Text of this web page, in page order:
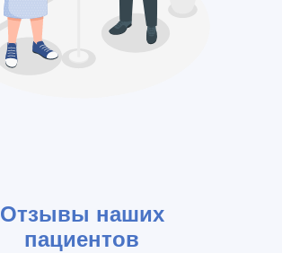
Отзывы наших
пациентов